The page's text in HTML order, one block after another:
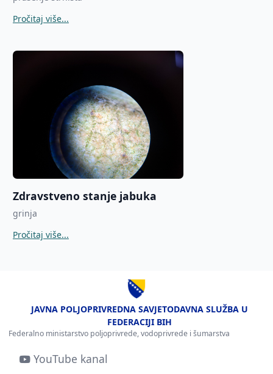
Pročitaj više...
Zdravstveno stanje jabuka
grinja
Pročitaj više...
JAVNA POLJOPRIVREDNA SAVJETODAVNA SLUŽBA U
FEDERACIJI BIH
Federalno ministarstvo poljoprivrede, vodoprivrede i šumarstva
YouTube kanal